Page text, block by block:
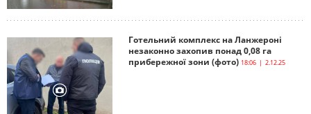
Готельний комплекс на Ланжероні
незаконно захопив понад 0,08 га
прибережної зони (фото) 18:06 | 2.12.25